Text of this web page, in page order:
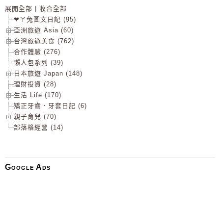
展開全部
收合全部
❤ㄚ兔圖文日記 (95)
亞洲旅遊 Asia (60)
台灣旅遊美食 (762)
合作體驗 (276)
懶人包系列 (39)
日本旅遊 Japan (148)
理財投資 (28)
生活 Life (170)
矯正牙齒．牙套日記 (6)
親子育兒 (70)
部落格經營 (14)
Google Ads